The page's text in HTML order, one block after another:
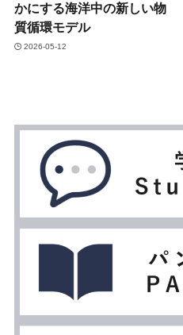
かにする海洋中の新しい物
質循環モデル
2026-05-12